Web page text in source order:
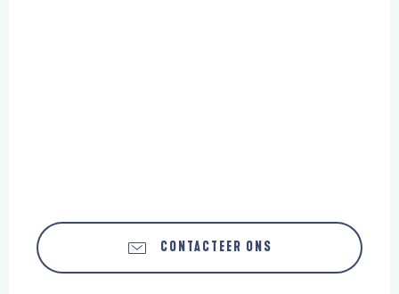
CONTACTEER ONS